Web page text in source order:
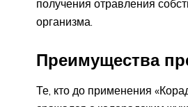
получения отравления
организма.
Преимущества
Те, кто до применения